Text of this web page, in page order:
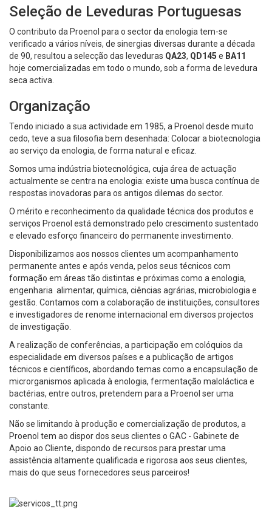
Seleção de Leveduras Portuguesas
O contributo da Proenol para o sector da enologia tem-se
verificado a vários níveis, de sinergias diversas durante a década
de 90, resultou a selecção das leveduras QA23, QD145 e BA11
hoje comercializadas em todo o mundo, sob a forma de levedura
seca activa.
Organização
Tendo iniciado a sua actividade em 1985, a Proenol desde muito
cedo, teve a sua filosofia bem desenhada: Colocar a biotecnologia
ao serviço da enologia, de forma natural e eficaz.
Somos uma indústria biotecnológica, cuja área de actuação
actualmente se centra na enologia: existe uma busca contínua de
respostas inovadoras para os antigos dilemas do sector.
O mérito e reconhecimento da qualidade técnica dos produtos e
serviços Proenol está demonstrado pelo crescimento sustentado
e elevado esforço financeiro do permanente investimento.
Disponibilizamos aos nossos clientes um acompanhamento
permanente antes e após venda, pelos seus técnicos com
formação em áreas tão distintas e próximas como a enologia,
engenharia alimentar, química, ciências agrárias, microbiologia e
gestão. Contamos com a colaboração de instituições, consultores
e investigadores de renome internacional em diversos projectos
de investigação.
A realização de conferências, a participação em colóquios da
especialidade em diversos países e a publicação de artigos
técnicos e científicos, abordando temas como a encapsulação de
microrganismos aplicada à enologia, fermentação maloláctica e
bactérias, entre outros, pretendem para a Proenol ser uma
constante.
Não se limitando à produção e comercialização de produtos, a
Proenol tem ao dispor dos seus clientes o GAC - Gabinete de
Apoio ao Cliente, dispondo de recursos para prestar uma
assistência altamente qualificada e rigorosa aos seus clientes,
mais do que seus fornecedores seus parceiros!